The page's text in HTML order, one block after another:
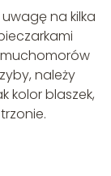
na kilka
należy
kolor blaszek,